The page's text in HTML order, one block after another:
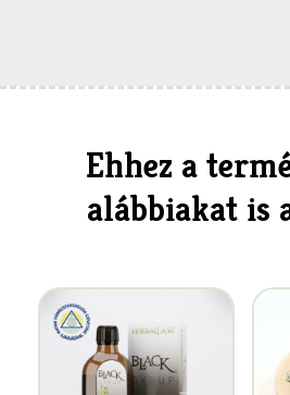
Ehhez a
alábbiakat is